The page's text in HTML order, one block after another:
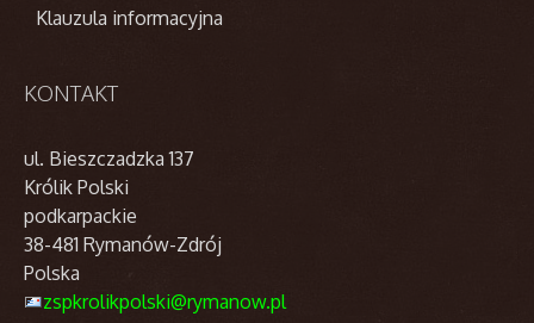
Klauzula informacyjna
KONTAKT
ul. Bieszczadzka 137
Królik Polski
podkarpackie
38-481 Rymanów-Zdrój
Polska
zspkrolikpolski@rymanow.pl